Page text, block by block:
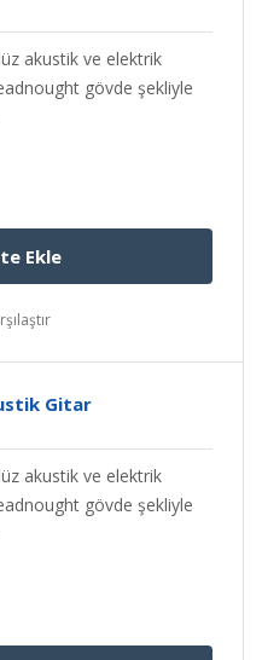
akustik ve elektrik
gövde şekliyle
Ekle
Gitar
akustik ve elektrik
gövde şekliyle